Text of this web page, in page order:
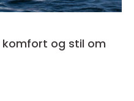
komfort og stil om